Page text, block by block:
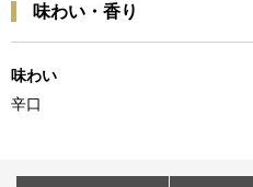
味わい・香り
味わい
辛口